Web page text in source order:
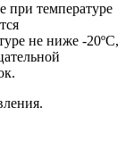
при температуре
не ниже -20ºС,